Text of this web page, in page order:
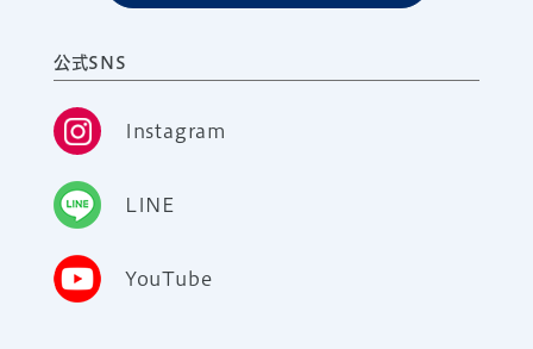
公式SNS
Instagram
LINE
YouTube